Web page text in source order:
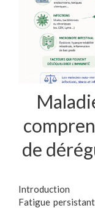
de
Introduction
Fatigue